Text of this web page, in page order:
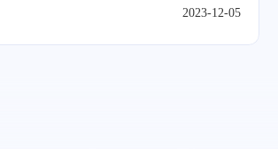
2023-12-05